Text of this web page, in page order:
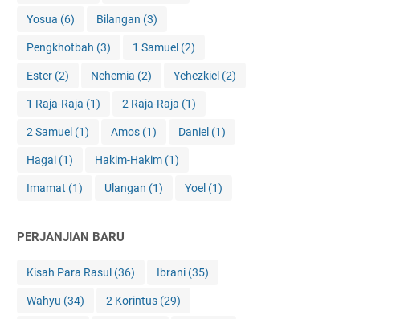
Yosua (6) Bilangan (3)
Pengkhotbah (3) 1 Samuel (2)
Ester (2) Nehemia (2) Yehezkiel (2)
1 Raja-Raja (1) 2 Raja-Raja (1)
2 Samuel (1) Amos (1) Daniel (1)
Hagai (1) Hakim-Hakim (1)
Imamat (1) Ulangan (1) Yoel (1)
PERJANJIAN BARU
Kisah Para Rasul (36) Ibrani (35)
Wahyu (34) 2 Korintus (29)